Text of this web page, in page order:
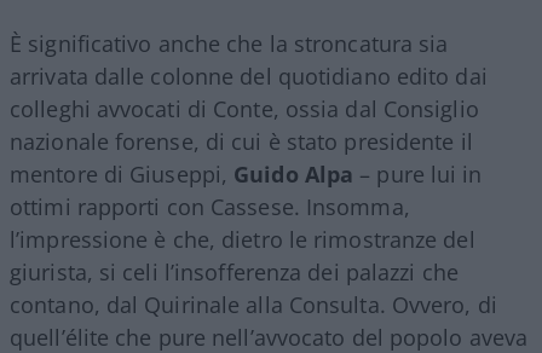
È significativo anche che la stroncatura sia
arrivata dalle colonne del quotidiano edito dai
colleghi avvocati di Conte, ossia dal Consiglio
nazionale forense, di cui è stato presidente il
mentore di Giuseppi, Guido Alpa – pure lui in
ottimi rapporti con Cassese. Insomma,
l’impressione è che, dietro le rimostranze del
giurista, si celi l’insofferenza dei palazzi che
contano, dal Quirinale alla Consulta. Ovvero, di
quell’élite che pure nell’avvocato del popolo aveva